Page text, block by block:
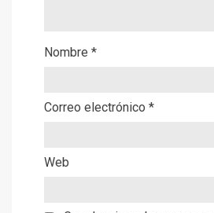
Nombre *
Correo electrónico *
Web